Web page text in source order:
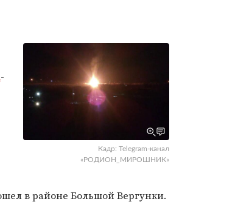
Кадр: Telegram-канал
«РОДИОН_МИРОШНИК»
-
в районе Большой Вергунки.